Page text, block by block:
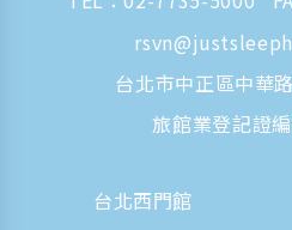
台北市中正區中華
旅館業登記證
台北西門館